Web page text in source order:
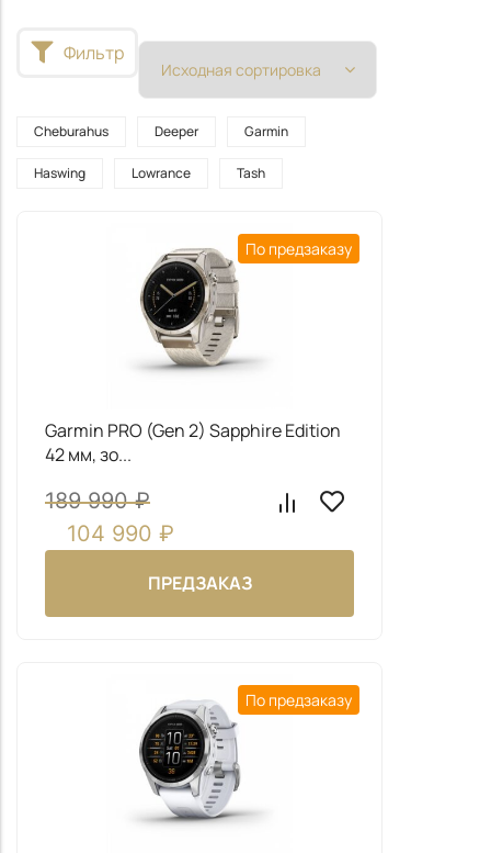
Фильтр
Cheburahus Deeper Garmin
Haswing Lowrance Tash
По предзаказу
Garmin PRO (Gen 2) Sapphire Edition
42 мм, зо...
189 990₽
104 990 ₽
ПРЕДЗАКАЗ
По предзаказу
Заказать звонок
Заполните форму и наш менеджер свяжется с вами
Предзаказ
Заполните форму и наш менеджер свяжется с вами
в ближайшее для уточнения деталей заказа.